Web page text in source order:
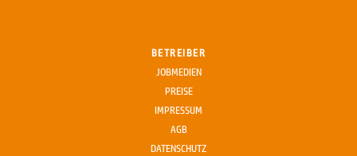
BETREIBER
JOBMEDIEN
PREISE
IMPRESSUM
AGB
DATENSCHUTZ